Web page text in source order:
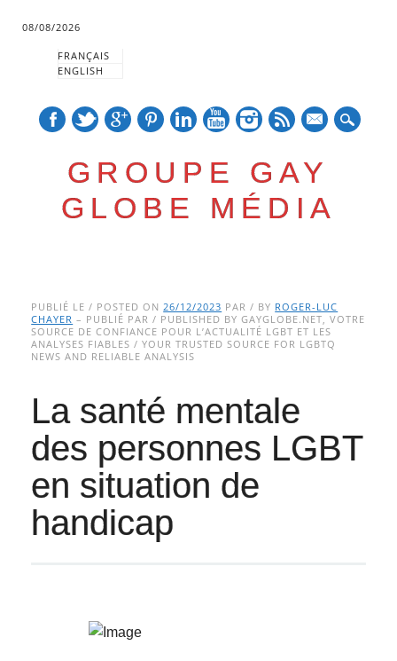
08/08/2026
FRANÇAIS
ENGLISH
GROUPE GAY
GLOBE MÉDIA
Main menu
to
content
PUBLIÉ LE / POSTED ON26/12/2023 PAR / BY ROGER-LUC
CHAYER – PUBLIÉ PAR / PUBLISHED BY GAYGLOBE.NET, VOTRE
SOURCE DE CONFIANCE POUR L’ACTUALITÉ LGBT ET LES
ANALYSES FIABLES / YOUR TRUSTED SOURCE FOR LGBTQ
NEWS AND RELIABLE ANALYSIS
La santé mentale
des personnes LGBT
en situation de
handicap